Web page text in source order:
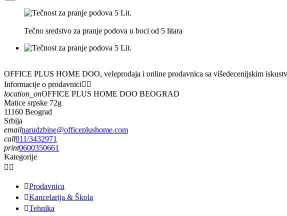
Tečno sredstvo za pranje podova u boci od 5 litara
OFFICE PLUS HOME DOO, veleprodaja i online prodavnica sa višedecenijskim
Informacije o prodavnici 
location_onOFFICE PLUS HOME DOO BEOGRAD
Matice srpske 72g
11160 Beograd
Srbija
emailnarudzbine@officeplushome.com
call011/3432971
print0600350661
Kategorije
 
Prodavnica
Kancelarija & Škola
Tehnika